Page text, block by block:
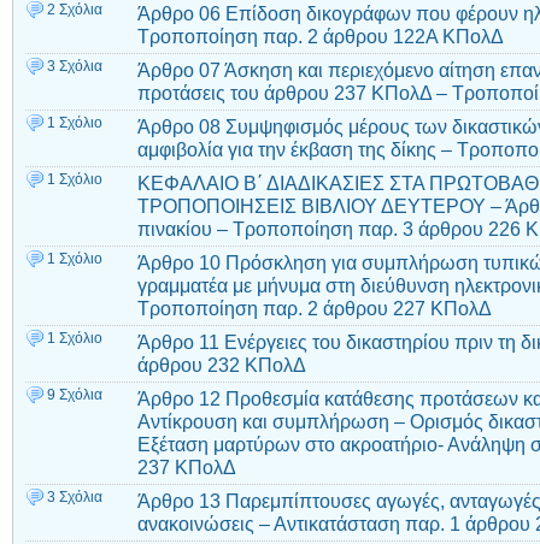
2 Σχόλια
Άρθρο 06 Επίδοση δικογράφων που φέρουν
Τροποποίηση παρ. 2 άρθρου 122Α ΚΠολΔ
3 Σχόλια
Άρθρο 07 Άσκηση και περιεχόμενο αίτηση
προτάσεις του άρθρου 237 ΚΠολΔ –
1 Σχόλιο
Άρθρο 08 Συμψηφισμός μέρους των
αμφιβολία για την έκβαση της δίκης –
1 Σχόλιο
ΚΕΦΑΛΑΙΟ Β΄ ΔΙΑΔΙΚΑΣΙΕΣ ΣΤΑ
ΤΡΟΠΟΠΟΙΗΣΕΙΣ ΒΙΒΛΙΟΥ ΔΕΥΤΕΡΟΥ –
πινακίου – Τροποποίηση παρ. 3 άρθρου 226
1 Σχόλιο
Άρθρο 10 Πρόσκληση για συμπλήρωση
γραμματέα με μήνυμα στη διεύθυνση
Τροποποίηση παρ. 2 άρθρου 227 ΚΠολΔ
1 Σχόλιο
Άρθρο 11 Ενέργειες του δικαστηρίου πριν τη
άρθρου 232 ΚΠολΔ
9 Σχόλια
Άρθρο 12 Προθεσμία κατάθεσης προτάσεων
Αντίκρουση και συμπλήρωση – Ορισμός
Εξέταση μαρτύρων στο ακροατήριο- Ανάληψη
237 ΚΠολΔ
3 Σχόλια
Άρθρο 13 Παρεμπίπτουσες αγωγές,
ανακοινώσεις – Αντικατάσταση παρ. 1